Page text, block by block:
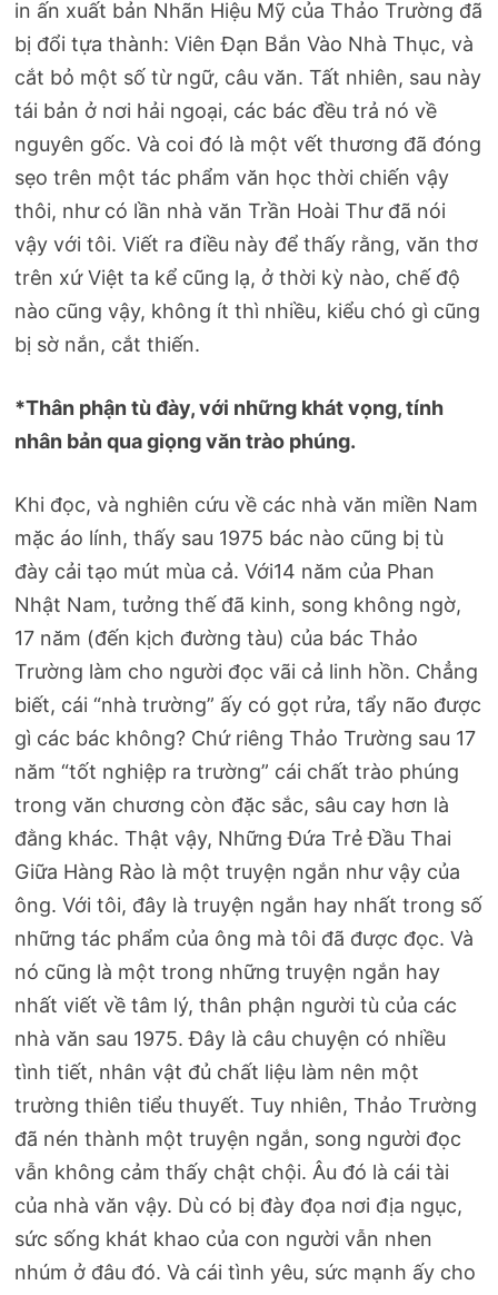
in ấn xuất bản Nhãn Hiệu Mỹ của Thảo Trường đã
bị đổi tựa thành: Viên Đạn Bắn Vào Nhà Thục, và
cắt bỏ một số từ ngữ, câu văn. Tất nhiên, sau này
tái bản ở nơi hải ngoại, các bác đều trả nó về
nguyên gốc. Và coi đó là một vết thương đã đóng
sẹo trên một tác phẩm văn học thời chiến vậy
thôi, như có lần nhà văn Trần Hoài Thư đã nói
vậy với tôi. Viết ra điều này để thấy rằng, văn thơ
trên xứ Việt ta kể cũng lạ, ở thời kỳ nào, chế độ
nào cũng vậy, không ít thì nhiều, kiểu chó gì cũng
bị sờ nắn, cắt thiến.
*Thân phận tù đày, với những khát vọng, tính
nhân bản qua giọng văn trào phúng.
Khi đọc, và nghiên cứu về các nhà văn miền Nam
mặc áo lính, thấy sau 1975 bác nào cũng bị tù
đày cải tạo mút mùa cả. Với14 năm của Phan
Nhật Nam, tưởng thế đã kinh, song không ngờ,
17 năm (đến kịch đường tàu) của bác Thảo
Trường làm cho người đọc vãi cả linh hồn. Chẳng
biết, cái “nhà trường” ấy có gọt rửa, tẩy não được
gì các bác không? Chứ riêng Thảo Trường sau 17
năm “tốt nghiệp ra trường” cái chất trào phúng
trong văn chương còn đặc sắc, sâu cay hơn là
đằng khác. Thật vậy, Những Đứa Trẻ Đầu Thai
Giữa Hàng Rào là một truyện ngắn như vậy của
ông. Với tôi, đây là truyện ngắn hay nhất trong số
những tác phẩm của ông mà tôi đã được đọc. Và
nó cũng là một trong những truyện ngắn hay
nhất viết về tâm lý, thân phận người tù của các
nhà văn sau 1975. Đây là câu chuyện có nhiều
tình tiết, nhân vật đủ chất liệu làm nên một
trường thiên tiểu thuyết. Tuy nhiên, Thảo Trường
đã nén thành một truyện ngắn, song người đọc
vẫn không cảm thấy chật chội. Âu đó là cái tài
của nhà văn vậy. Dù có bị đày đọa nơi địa ngục,
sức sống khát khao của con người vẫn nhen
nhúm ở đâu đó. Và cái tình yêu, sức mạnh ấy cho